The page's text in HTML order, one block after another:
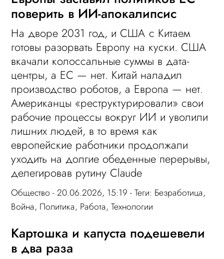
поверить в ИИ-апокалипсис
На дворе 2031 год, и США с Китаем
готовы разорвать Европу на куски. США
вкачали колоссальные суммы в дата-
центры, а ЕС — нет. Китай наладил
производство роботов, а Европа — нет.
Американцы «реструктурировали» свои
рабочие процессы вокруг ИИ и уволили
лишних людей, в то время как
европейские работники продолжали
уходить на долгие обеденные перерывы,
делегировав рутину Claude
Общество - 20.06.2026, 15:19 - Теги: Безработица,
Война, Политика, Работа,Технологии
Картошка и капуста подешевели
в два раза